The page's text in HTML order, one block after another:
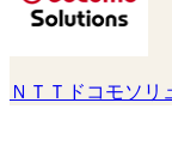
ＮＴＴドコモソリ